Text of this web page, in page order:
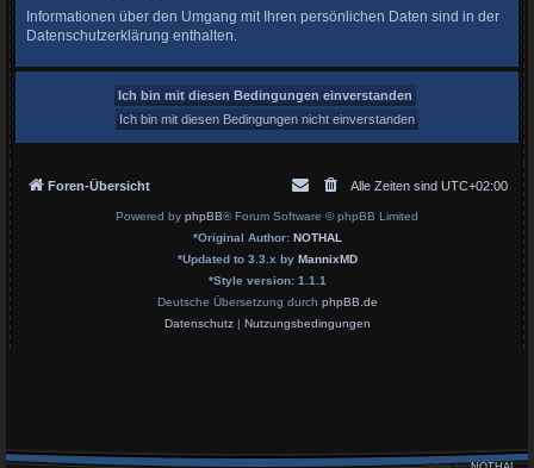
Informationen über den Umgang mit Ihren persönlichen Daten sind in der
Datenschutzerklärung enthalten.
Foren-Übersicht Alle Zeiten sind UTC+02:00
Powered by phpBB® Forum Software © phpBB Limited
*Original Author: NOTHAL
*Updated to 3.3.x by MannixMD
*Style version: 1.1.1
Deutsche Übersetzung durch phpBB.de
Datenschutz| Nutzungsbedingungen